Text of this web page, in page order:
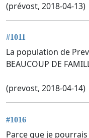
(prévost, 2018-04-13)
#1011
La population de
BEAUCOUP DE
(prevost, 2018-04-14)
#1016
Parce que je